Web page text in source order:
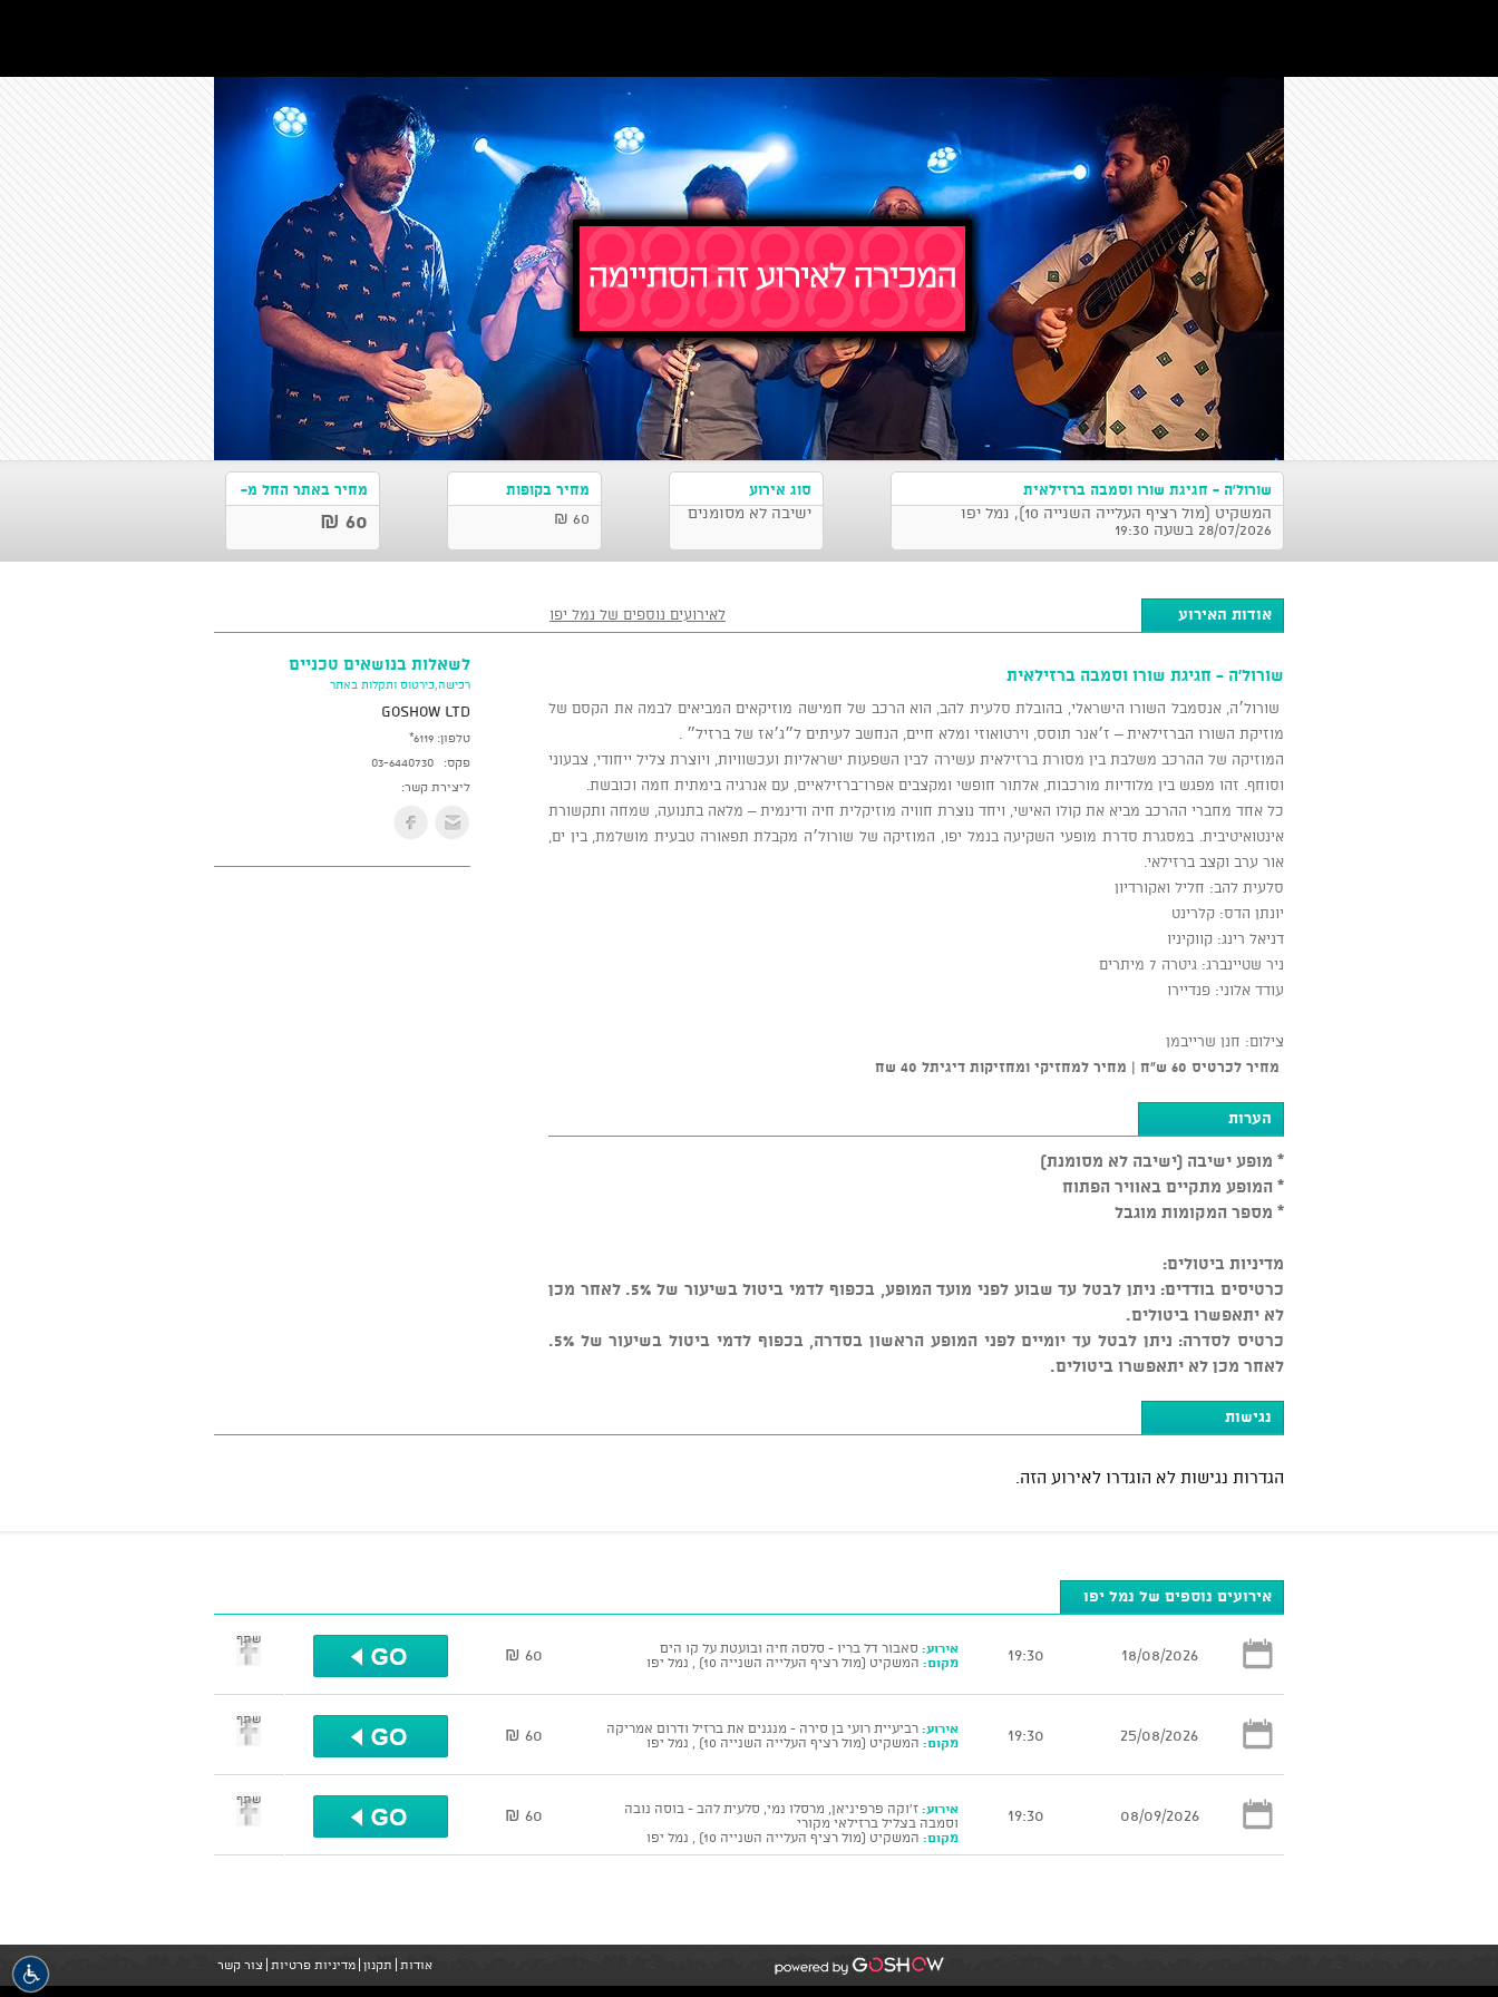
שורול'ה - חגיגת שורו וסמבה ברזילאית
המשקיט (מול רציף העלייה השנייה 10), נמל יפו
28/07/2026 בשעה 19:30
סוג אירוע
ישיבה לא מסומנים
מחיר בקופות
60 ₪
מחיר באתר החל מ-
60 ₪
אודות האירוע לאירועים נוספים של נמל יפו
שורול'ה - חגיגת שורו וסמבה ברזילאית
שורול׳ה, אנסמבל השורו הישראלי, בהובלת סלעית להב, הוא הרכב של חמישה מוזיקאים המביאים לבמה את הקסם של
מוזיקת השורו הברזילאית – ז׳אנר תוסס, וירטואוזי ומלא חיים, הנחשב לעיתים ל״ג׳אז של ברזיל״ .
המוזיקה של ההרכב משלבת בין מסורת ברזילאית עשירה לבין השפעות ישראליות ועכשוויות, ויוצרת צליל ייחודי, צבעוני
וסוחף. זהו מפגש בין מלודיות מורכבות, אלתור חופשי ומקצבים אפרו־ברזילאיים, עם אנרגיה בימתית חמה וכובשת.
כל אחד מחברי ההרכב מביא את קולו האישי, ויחד נוצרת חוויה מוזיקלית חיה ודינמית – מלאה בתנועה, שמחה ותקשורת
אינטואיטיבית. במסגרת סדרת מופעי השקיעה בנמל יפו, המוזיקה של שורול׳ה מקבלת תפאורה טבעית מושלמת, בין ים,
אור ערב וקצב ברזילאי.
סלעית להב: חליל ואקורדיון
יונתן הדס: קלרינט
דניאל רינג: קווקיניו
ניר שטיינברג: גיטרה 7 מיתרים
עודד אלוני: פנדיירו
צילום: חנן שרייבמן
מחיר לכרטיס 60 ש"ח | מחיר למחזיקי ומחזיקות דיגיתל 40 שח
הערות
* מופע ישיבה (ישיבה לא מסומנת)
* המופע מתקיים באוויר הפתוח
* מספר המקומות מוגבל
מדיניות ביטולים:
כרטיסים בודדים: ניתן לבטל עד שבוע לפני מועד המופע, בכפוף לדמי ביטול בשיעור של 5%. לאחר מכן
לא יתאפשרו ביטולים.
כרטיס לסדרה: ניתן לבטל עד יומיים לפני המופע הראשון בסדרה, בכפוף לדמי ביטול בשיעור של 5%.
לאחר מכן לא יתאפשרו ביטולים.
לשאלות בנושאים טכניים
רכישה,כירטוס ותקלות באתר
GoShow LTD
טלפון: *6119
פקס:
03-6440730
ליצירת קשר:
נגישות
הגדרות נגישות לא הוגדרו לאירוע הזה.
אירועים נוספים של נמל יפו
18/08/2026
19:30 אירוע: סאבור דל בריו - סלסה חיה ובועטת על קו הים
מקום: המשקיט (מול רציף העלייה השנייה 10) , נמל יפו 60 ₪
שתף
25/08/2026
19:30 אירוע: רביעיית רועי בן סירה - מנגנים את ברזיל ודרום אמריקה
מקום: המשקיט (מול רציף העלייה השנייה 10) , נמל יפו 60 ₪
שתף
08/09/2026
19:30 אירוע: ז'וקה פרפיניאן, מרסלו נמי, סלעית להב - בוסה נובה
וסמבה בצליל ברזילאי מקורי
מקום: המשקיט (מול רציף העלייה השנייה 10) , נמל יפו
60 ₪
שתף
אודות תקנון מדיניות פרטיות צור קשר